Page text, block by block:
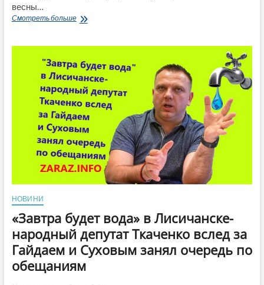
весны…
Смотреть большеКто
законопроектов
зарегистрировали
луганские
мажоритарщики
НОВИНИ
«Завтра будет вода» в Лисичанске-
народный депутат Ткаченко вслед за
Гайдаем и Суховым занял очередь по
обещаниям